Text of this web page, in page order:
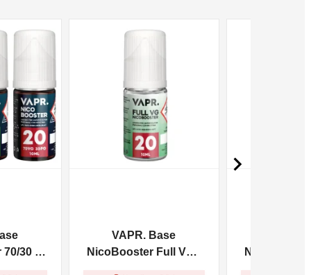
30 -
VAPR. Base
NicoBooster Full VG -
